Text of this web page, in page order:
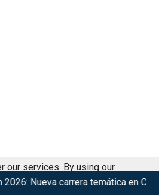
temática en CDMX Retorna
our services. By using our
use of cookies.
Got it